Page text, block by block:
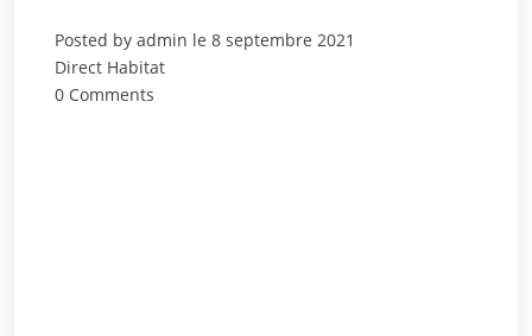
Posted by admin le 8 septembre 2021
Direct Habitat
0 Comments